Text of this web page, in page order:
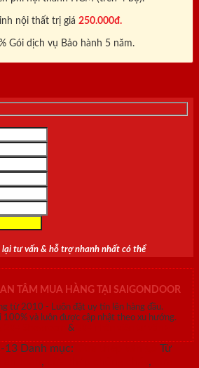
nội thất trị giá 250.000đ.
Gói dịch vụ Bảo hành 5 năm.
lại tư vấn & hỗ trợ nhanh nhất có thể
AN TÂM MUA HÀNG TẠI SAIGONDOOR
từ 2010 - Luôn đặt uy tín lên hàng đầu.
100% và luôn được cập nhật theo xu hướng.
&
13 Danh mục:
Từ
, ,